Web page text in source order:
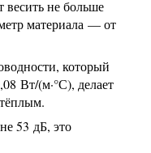
весить не больше
материала — от
который
Вт/(м·°С), делает
53 дБ, это